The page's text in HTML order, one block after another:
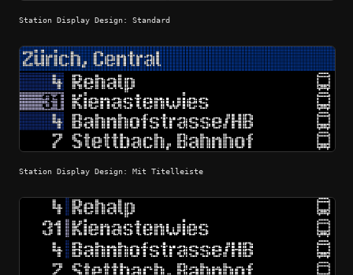
Station Display Design: Standard
Station Display Design: Mit Titelleiste